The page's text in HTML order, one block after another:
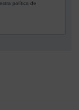
política de